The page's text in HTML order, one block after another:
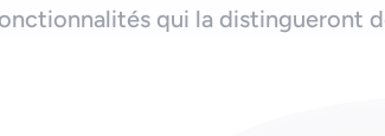
qui la distingueront